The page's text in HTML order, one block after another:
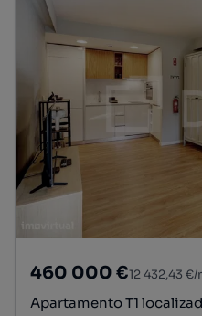
460 000 €12 432,43 €/
Apartamento T1